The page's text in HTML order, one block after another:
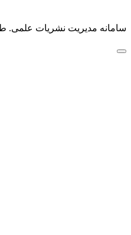
سامانه مدیریت نشریات علمی.